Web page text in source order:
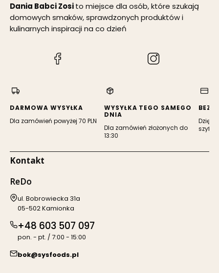
Dania Babci Zosito miejsce dla osób, które szukają
domowych smaków, sprawdzonych produktów i
kulinarnych inspiracji na co dzień
karcie)
(Otwiera
karcie)
DARMOWA WYSYŁKA
Dla zamówień powyżej 70 PLN
WYSYŁKA TEGO SAMEGO
DNIA
Dla zamówień złożonych do
13:30
Dzięki
Kontakt
ReDo
Adres:
ul. Bobrowiecka 31a
05-502 Kamionka
+48 603 507 097
pon. - pt. / 7:00 - 15:00
bok@sysfoods.pl